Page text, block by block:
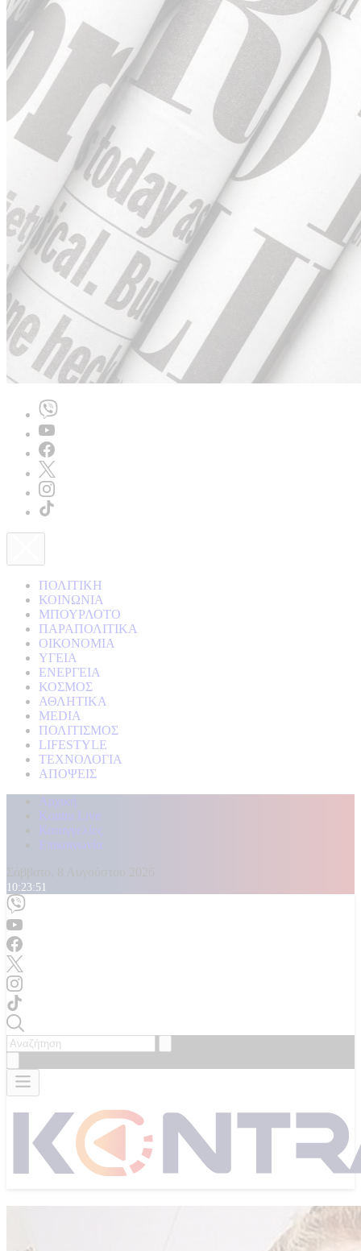
ΠΟΛΙΤΙΚΗ
ΚΟΙΝΩΝΙΑ
ΜΠΟΥΡΛΟΤΟ
ΠΑΡΑΠΟΛΙΤΙΚΑ
ΟΙΚΟΝΟΜΙΑ
ΥΓΕΙΑ
ΕΝΕΡΓΕΙΑ
ΚΟΣΜΟΣ
ΑΘΛΗΤΙΚΑ
MEDIA
ΠΟΛΙΤΙΣΜΟΣ
LIFESTYLE
ΤΕΧΝΟΛΟΓΙΑ
ΑΠΟΨΕΙΣ
Αρχική
Kontra Live
Καταγγελίες
Επικοινωνία
10:23:52